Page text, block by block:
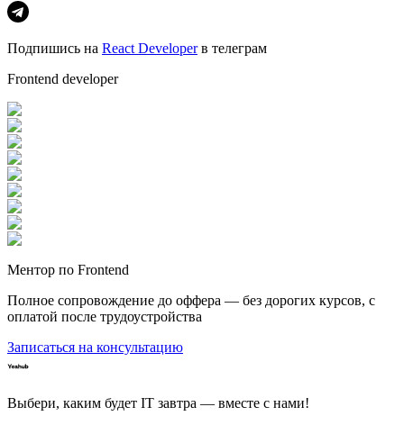
Подпишись на React Developerв телеграм
Frontend developer
Ментор по Frontend
Полное сопровождение до оффера — без дорогих курсов, с
оплатой после трудоустройства
Записаться на консультацию
Выбери, каким будет IT завтра — вместе c нами!